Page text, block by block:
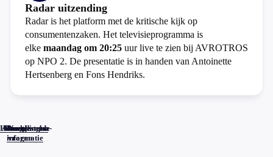
Radar uitzending
Radar is het platform met de kritische kijk op
consumentenzaken. Het televisieprogramma is
elke maandag om 20:25 uur live te zien bij AVROTROS
op NPO 2. De presentatie is in handen van Antoinette
Hertsenberg en Fons Hendriks.
Home
Actueel
Uitzendingen
Reacties
Programma-
informatie
Veelgestelde
vragen